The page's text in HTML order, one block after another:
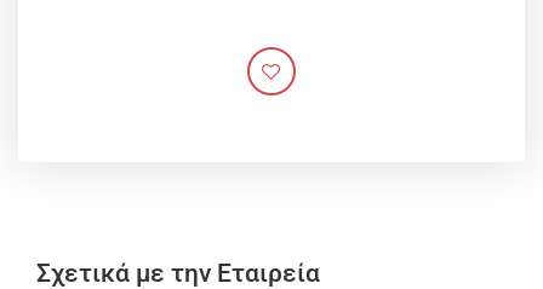
Σχετικά με την Εταιρεία